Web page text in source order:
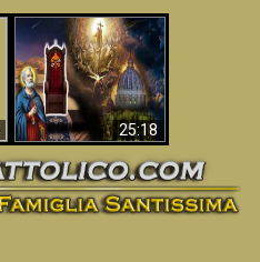
25:18
La Bibbia ha previsto
70 anni senza Papa?